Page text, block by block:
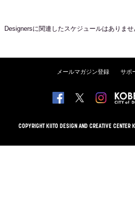
Designersに関連したスケジュールはありませ
メールマガジン登録 サポ
COPYRIGHT KIITO DESIGN AND CREATIVE CENTER